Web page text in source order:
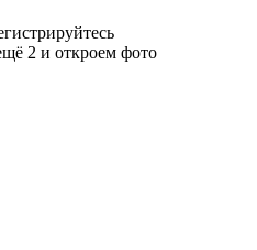
2 и откроем фото